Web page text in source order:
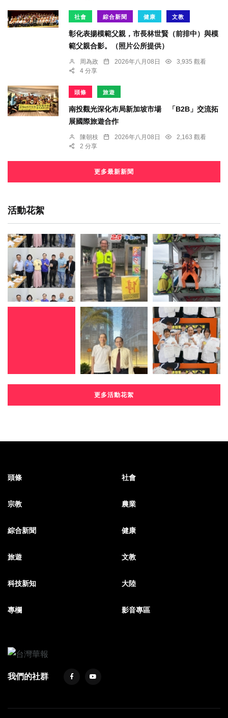
社會 綜合新聞 健康 文教
彰化表揚模範父親，市長林世賢（前排中）與模
範父親合影。（照片公所提供）
周為政 2026年八月08日
3,935 觀看
4 分享
頭條 旅遊
南投觀光深化布局新加坡市場 「B2B」交流拓
展國際旅遊合作
陳朝枝 2026年八月08日
2,163 觀看
2 分享
更多最新新聞
活動花絮
更多活動花絮
頭條 社會
宗教 農業
綜合新聞 健康
旅遊 文教
科技新知 大陸
專欄 影音專區
我們的社群